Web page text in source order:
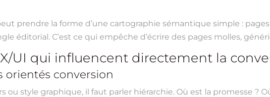
prendre la forme d’une cartographie sémantique simple :
éditorial. C’est ce qui empêche d’écrire des pages molles,
UI qui influencent directement la
orientés conversion
ou style graphique, il faut parler hiérarchie. Où est la promesse ?